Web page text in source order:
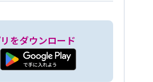
をダウンロード